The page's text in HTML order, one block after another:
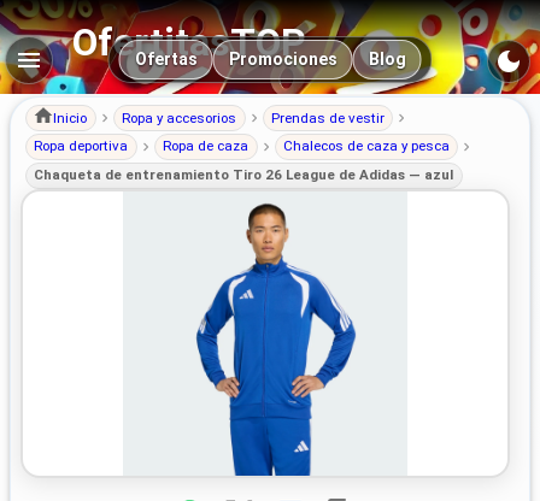
OfertitasTOP
Navegación principal
Ofertas Promociones Blog
Inicio Ropa y accesorios
Prendas de vestir
Ropa deportiva
Ropa de caza
Chalecos de caza y pesca
Chaqueta de entrenamiento Tiro 26 League de Adidas — azul